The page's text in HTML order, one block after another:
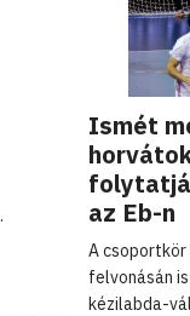
Ismét
az Eb-n
A
felvonásán
kézilabda-